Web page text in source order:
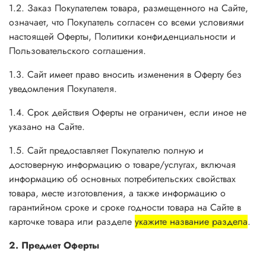
1.2. Заказ Покупателем товара, размещенного на Сайте,
означает, что Покупатель согласен со всеми условиями
настоящей Оферты, Политики конфиденциальности и
Пользовательского соглашения.
1.3. Сайт имеет право вносить изменения в Оферту без
уведомления Покупателя.
1.4. Срок действия Оферты не ограничен, если иное не
указано на Сайте.
1.5. Сайт предоставляет Покупателю полную и
достоверную информацию о товаре/услугах, включая
информацию об основных потребительских свойствах
товара, месте изготовления, а также информацию о
гарантийном сроке и сроке годности товара на Сайте в
карточке товара или разделе укажите название раздела.
2. Предмет Оферты